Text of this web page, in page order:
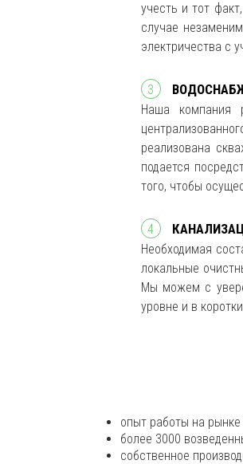
учесть и тот
случае
электричества с
Наша компания
реализована
подается
того, чтобы
Необходимая
локальные
Мы можем с
уровне и в
опыт работы на рынке
более 3000
собственное